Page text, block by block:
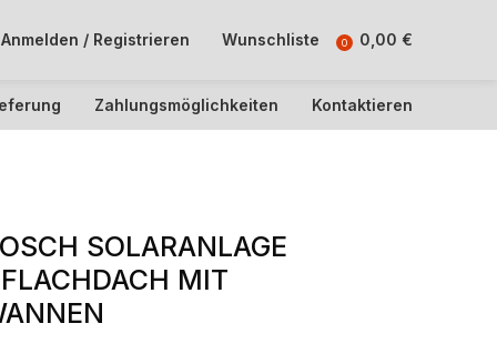
Anmelden / Registrieren Wunschliste 0 0,00 €
Zahlungsmöglichkeiten Kontaktieren
SOLARANLAGE
MIT